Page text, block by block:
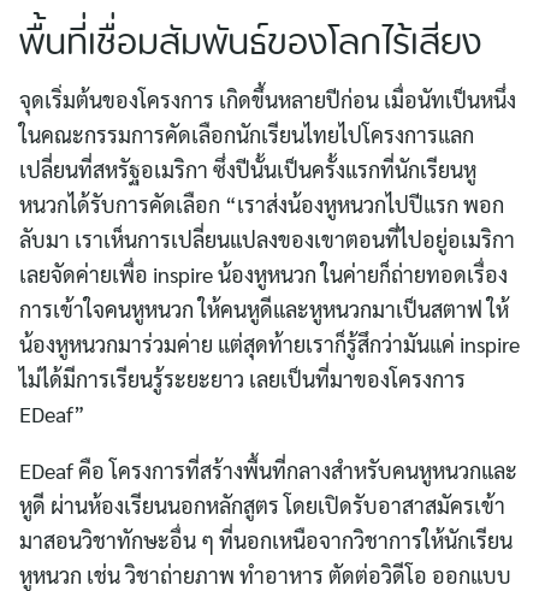
พื้นที่เชื่อมสัมพันธ์ของโลกไร้เสียง
จุดเริ่มต้นของโครงการ เกิดขึ้นหลายปีก่อน เมื่อนัทเป็นหนึ่ง
ในคณะกรรมการคัดเลือกนักเรียนไทยไปโครงการแลก
เปลี่ยนที่สหรัฐอเมริกา ซึ่งปีนั้นเป็นครั้งแรกที่นักเรียนหู
หนวกได้รับการคัดเลือก “เราส่งน้องหูหนวกไปปีแรก พอก
ลับมา เราเห็นการเปลี่ยนแปลงของเขาตอนที่ไปอยู่อเมริกา
เลยจัดค่ายเพื่อ inspire น้องหูหนวก ในค่ายก็ถ่ายทอดเรื่อง
การเข้าใจคนหูหนวก ให้คนหูดีและหูหนวกมาเป็นสตาฟ ให้
น้องหูหนวกมาร่วมค่าย แต่สุดท้ายเราก็รู้สึกว่ามันแค่ inspire
ไม่ได้มีการเรียนรู้ระยะยาว เลยเป็นที่มาของโครงการ
EDeaf”
EDeaf คือ โครงการที่สร้างพื้นที่กลางสำหรับคนหูหนวกและ
หูดี ผ่านห้องเรียนนอกหลักสูตร โดยเปิดรับอาสาสมัครเข้า
มาสอนวิชาทักษะอื่น ๆ ที่นอกเหนือจากวิชาการให้นักเรียน
หูหนวก เช่น วิชาถ่ายภาพ ทำอาหาร ตัดต่อวิดีโอ ออกแบบ